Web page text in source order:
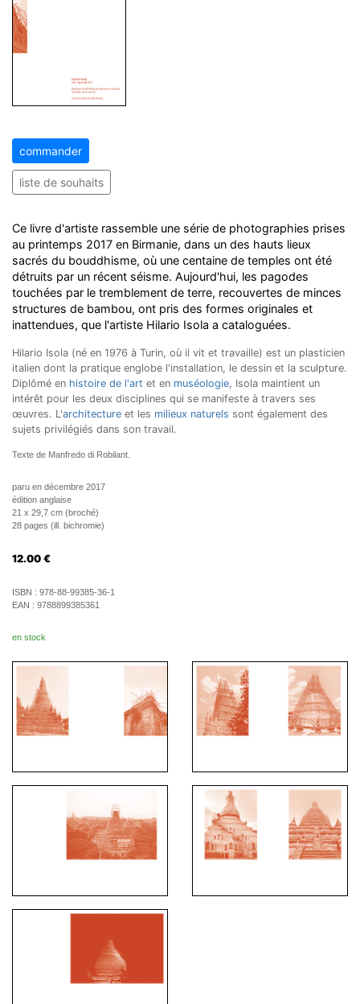
commander
liste de souhaits
Ce livre d'artiste rassemble une série de photographies prises
au printemps 2017 en Birmanie, dans un des hauts lieux
sacrés du bouddhisme, où une centaine de temples ont été
détruits par un récent séisme. Aujourd'hui, les pagodes
touchées par le tremblement de terre, recouvertes de minces
structures de bambou, ont pris des formes originales et
inattendues, que l'artiste Hilario Isola a cataloguées.
Hilario Isola (né en 1976 à Turin, où il vit et travaille) est un plasticien
italien dont la pratique englobe l'installation, le dessin et la sculpture.
Diplômé en histoire de l'art et en muséologie, Isola maintient un
intérêt pour les deux disciplines qui se manifeste à travers ses
œuvres. L'architecture et les milieux naturels sont également des
sujets privilégiés dans son travail.
Texte de Manfredo di Robilant.
paru en décembre 2017
édition anglaise
21 x 29,7 cm (broché)
28 pages (ill. bichromie)
12.00 €
ISBN : 978-88-99385-36-1
EAN : 9788899385361
en stock